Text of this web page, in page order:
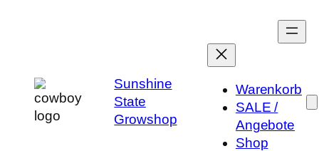
Sunshine
State
Growshop
Warenkorb
SALE /
Angebote
Shop